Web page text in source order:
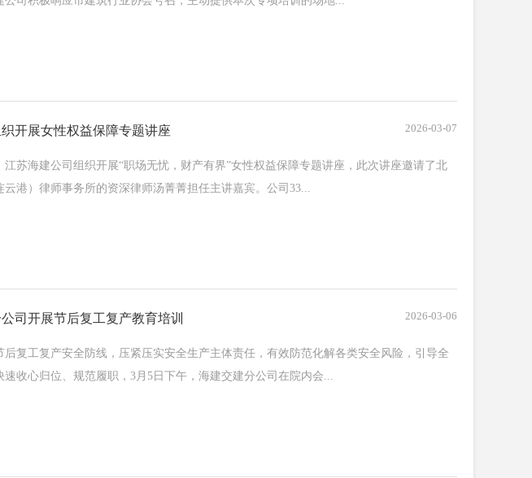
开展女性权益保障专题讲座 2026-03-07
江苏海建公司组织开展“职场无忧，财产有界”女性权益保障专题讲座，此次讲座邀请了北
云港）律师事务所的资深律师汤菁菁担任主讲嘉宾。公司33...
司开展节后复工复产教育培训 2026-03-06
后复工复产安全防线，压紧压实安全生产主体责任，有效防范化解各类安全风险，引导全
速收心归位、规范履职，3月5日下午，海建交建分公司在院内会...